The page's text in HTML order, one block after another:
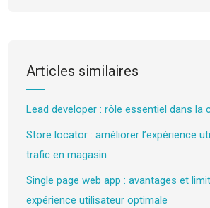
Articles similaires
Lead developer : rôle essentiel dans la
Store locator : améliorer l’expérience
trafic en magasin
Single page web app : avantages et
expérience utilisateur optimale